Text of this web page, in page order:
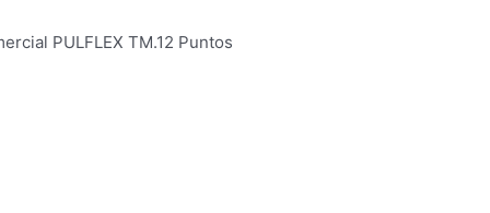
PULFLEX TM.12 Puntos